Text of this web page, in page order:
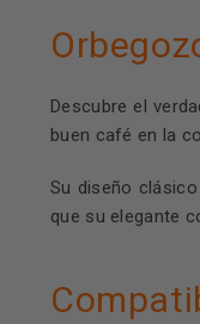
Descubre el
buen café en la
Su diseño
que su elegante